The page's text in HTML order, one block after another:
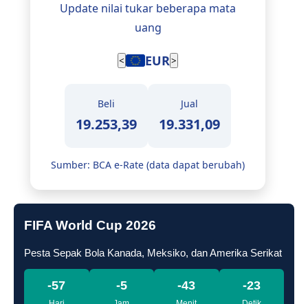
Update nilai tukar beberapa mata
uang
< JPY>
Beli
112,43
Jual
113,12
Sumber: BCA e-Rate (data dapat berubah)
FIFA World Cup 2026
Pesta Sepak Bola Kanada, Meksiko, dan Amerika Serikat
-57 -5 -43 -24